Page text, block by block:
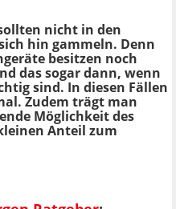
nicht in den
hin gammeln. Denn
besitzen noch
das sogar dann, wenn
sind. In diesen Fällen
Zudem trägt man
Möglichkeit des
Anteil zum